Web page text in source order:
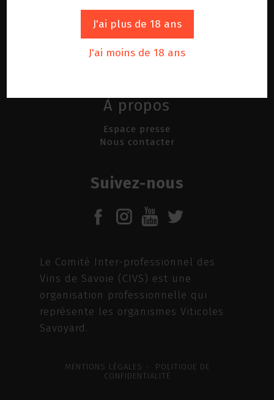
J'ai plus de 18 ans
J'ai moins de 18 ans
À propos
Espace presse
Nous contacter
Suivez-nous
Le Comité Inter-professionnel des
Vins de Savoie (CIVS) est une
organisation professionnelle qui
représente les organismes Viticoles
Savoyard.
MENTIONS LÉGALES - POLITIQUE DE
CONFIDENTIALITÉ